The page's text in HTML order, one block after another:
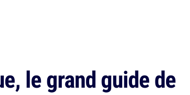
le grand guide de